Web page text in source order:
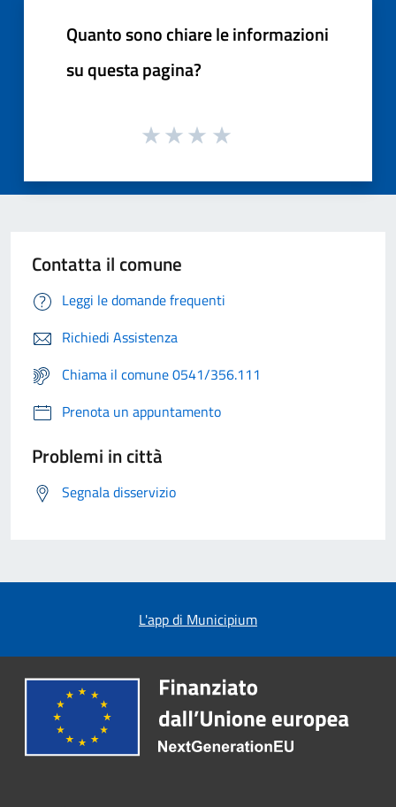
Quanto sono chiare le informazioni
su questa pagina?
Contatta il comune
Leggi le domande frequenti
Richiedi Assistenza
Chiama il comune 0541/356.111
Prenota un appuntamento
Problemi in città
Segnala disservizio
L'app di Municipium